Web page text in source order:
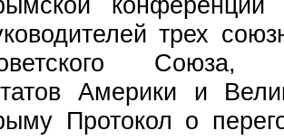
трех
Союза,
Америки и
Протокол о